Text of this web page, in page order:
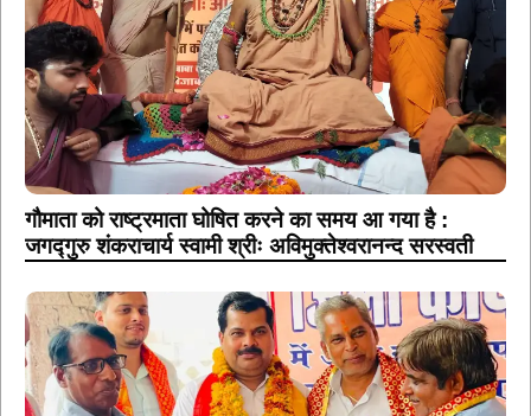
गौमाता को राष्ट्रमाता घोषित करने का समय आ गया है :
जगद्गुरु शंकराचार्य स्वामी श्रीः अविमुक्तेश्वरानन्द सरस्वती